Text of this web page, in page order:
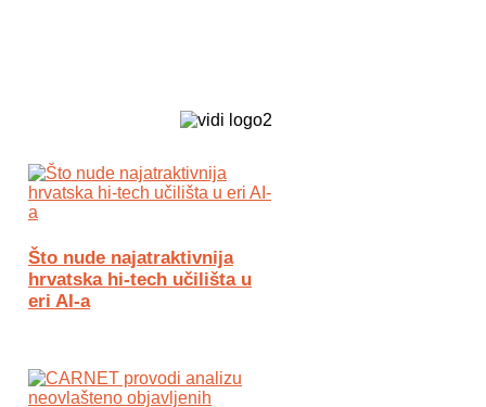
Što nude najatraktivnija
hrvatska hi-tech učilišta u
eri AI-a